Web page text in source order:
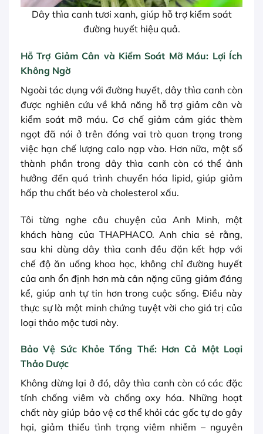
Dây thìa canh tươi xanh, giúp hỗ trợ kiểm soát
đường huyết hiệu quả.
Hỗ Trợ Giảm Cân và Kiểm Soát Mỡ Máu: Lợi Ích
Không Ngờ
Ngoài tác dụng với đường huyết, dây thìa canh còn
được nghiên cứu về khả năng hỗ trợ giảm cân và
kiểm soát mỡ máu. Cơ chế giảm cảm giác thèm
ngọt đã nói ở trên đóng vai trò quan trọng trong
việc hạn chế lượng calo nạp vào. Hơn nữa, một số
thành phần trong dây thìa canh còn có thể ảnh
hưởng đến quá trình chuyển hóa lipid, giúp giảm
hấp thu chất béo và cholesterol xấu.
Tôi từng nghe câu chuyện của Anh Minh, một
khách hàng của THAPHACO. Anh chia sẻ rằng,
sau khi dùng dây thìa canh đều đặn kết hợp với
chế độ ăn uống khoa học, không chỉ đường huyết
của anh ổn định hơn mà cân nặng cũng giảm đáng
kể, giúp anh tự tin hơn trong cuộc sống. Điều này
thực sự là một minh chứng tuyệt vời cho giá trị của
loại thảo mộc tươi này.
Bảo Vệ Sức Khỏe Tổng Thể: Hơn Cả Một Loại
Thảo Dược
Không dừng lại ở đó, dây thìa canh còn có các đặc
tính chống viêm và chống oxy hóa. Những hoạt
chất này giúp bảo vệ cơ thể khỏi các gốc tự do gây
hại, giảm thiểu tình trạng viêm nhiễm – nguyên